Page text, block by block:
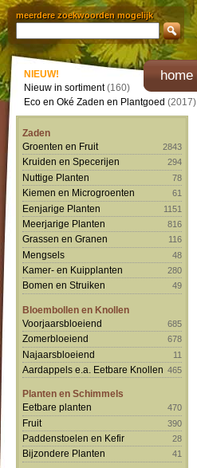
meerdere zoekwoorden mogelijk
home
NIEUW!
Nieuw in sortiment(160)
Eco en Oké Zaden en Plantgoed (2017)
Zaden
Groenten en Fruit
2843
Kruiden en Specerijen 294
Nuttige Planten 78
Kiemen en Microgroenten 61
Eenjarige Planten 1151
Meerjarige Planten 816
Grassen en Granen 116
Mengsels 48
Kamer- en Kuipplanten 280
Bomen en Struiken 49
Bloembollen en Knollen
Voorjaarsbloeiend
685
Zomerbloeiend 678
Najaarsbloeiend 11
Aardappels e.a. Eetbare Knollen 465
Planten en Schimmels
Eetbare planten
470
Fruit 390
Paddenstoelen en Kefir 28
Bijzondere Planten 41